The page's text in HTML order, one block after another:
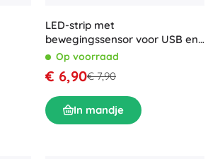
LED-strip met
bewegingssensor voor USB en
batterij 2M koud wit
Op voorraad
€ 6,90€ 7,90
In mandje